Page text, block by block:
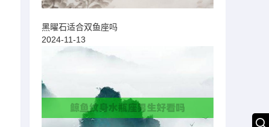
黑曜石适合双鱼座吗
2024-11-13